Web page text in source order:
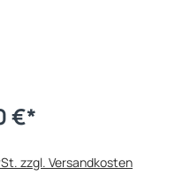
€*
zzgl. Versandkosten